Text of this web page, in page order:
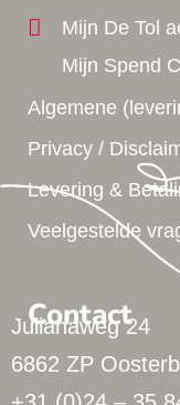
Contact
Julianaweg 24
6862 ZP
Mijn De Tol
Mijn Spend
Algemene
Privacy /
Levering &
Veelgestelde